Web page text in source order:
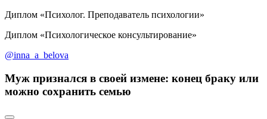
Диплом «Психолог. Преподаватель психологии»
Диплом «Психологическое консультирование»
@inna_a_belova
Муж признался в своей измене: конец браку или
можно сохранить семью